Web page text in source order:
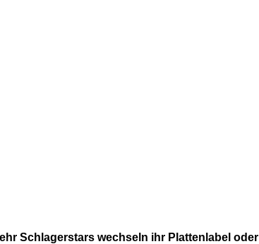
Schlagerstars wechseln ihr Plattenlabel oder